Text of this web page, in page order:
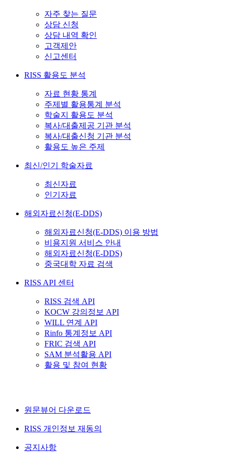
자주 찾는 질문
상담 신청
상담 내역 확인
고객제안
신고센터
RISS 활용도 분석
자료 현황 통계
주제별 활용통계 분석
학술지 활용도 분석
복사/대출제공 기관 분석
복사/대출신청 기관 분석
활용도 높은 주제
최신/인기 학술자료
최신자료
인기자료
해외자료신청(E-DDS)
해외자료신청(E-DDS) 이용 방법
비용지원 서비스 안내
해외자료신청(E-DDS)
중국대학 자료 검색
RISS API 센터
RISS 검색 API
KOCW 강의정보 API
WILL 연계 API
Rinfo 통계정보 API
FRIC 검색 API
SAM 분석활용 API
활용 및 참여 현황
원문뷰어 다운로드
RISS 개인정보 재동의
공지사항